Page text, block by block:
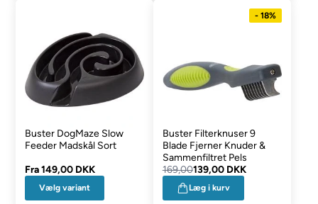
Buster DogMaze Slow
Feeder Madskål Sort
Fra149,00 DKK
Vælg variant
- 18%
Buster Filterknuser 9
Blade Fjerner Knuder &
Sammenfiltret Pels
169,00139,00 DKK
Læg i kurv